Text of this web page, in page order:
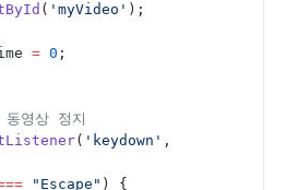
( 'myVideo' );
= 0 ;
동영상 정지
( 'keydown'
"Escape" ) {